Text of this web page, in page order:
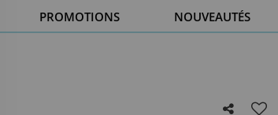
PROMOTIONS NOUVEAUTÉS